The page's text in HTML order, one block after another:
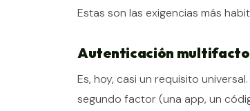
Estas son las exigencias más
Autenticación
Es, hoy, casi un requisito
segundo factor (una app, un